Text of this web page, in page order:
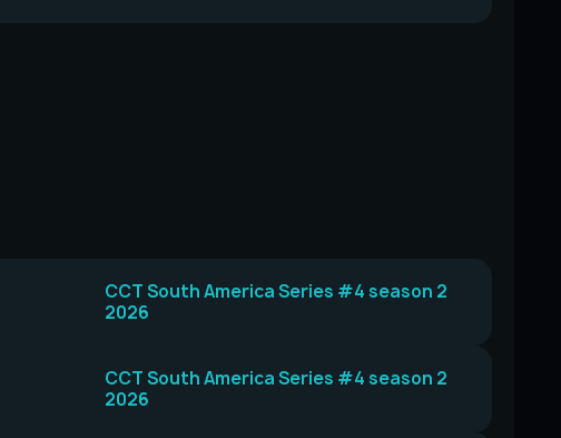
CCT South America Series #4 season 2
2026
CCT South America Series #4 season 2
2026